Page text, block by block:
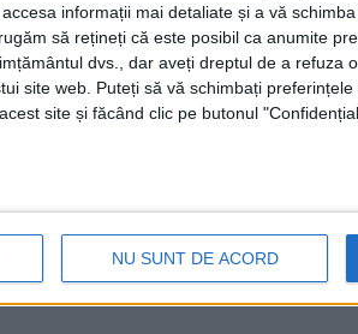
informații mai detaliate și a vă
să rețineți că este posibil ca anumite
dvs., dar aveți dreptul de a refuza
site web. Puteți să vă schimbați
site și făcând clic pe butonul
NU SUNT DE ACORD